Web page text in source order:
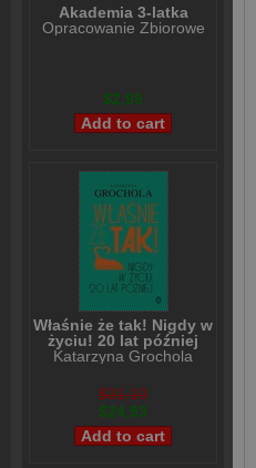
Akademia 3-latka
Opracowanie Zbiorowe
$2,99
Właśnie że tak! Nigdy w
życiu! 20 lat później
Katarzyna Grochola
$31,10
$24,93